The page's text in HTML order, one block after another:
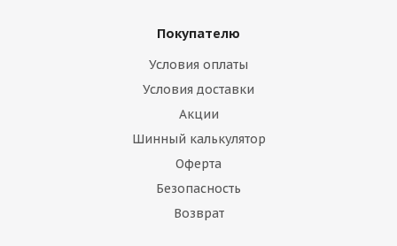
Покупателю
Условия оплаты
Условия доставки
Акции
Шинный калькулятор
Оферта
Безопасность
Возврат